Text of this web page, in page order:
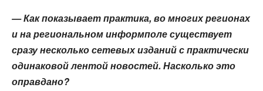
— Как показывает практика, во многих регионах
и на региональном информполе существует
сразу несколько сетевых изданий с практически
одинаковой лентой новостей. Насколько это
оправдано?